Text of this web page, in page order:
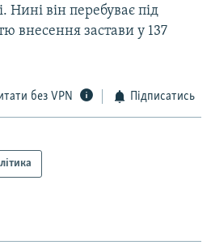
Нині він перебуває під
внесення застави у 137
без VPN Підписатись